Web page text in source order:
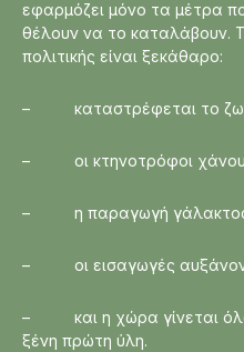
εφαρμόζει μόνο τα μέτρα
θέλουν να το καταλάβουν.
πολιτικής είναι ξεκάθαρο:
– καταστρέφεται το
– οι κτηνοτρόφοι χάνουν
– η παραγωγή γάλακτος
– οι εισαγωγές
– και η χώρα γίνεται όλο
ξένη πρώτη ύλη.